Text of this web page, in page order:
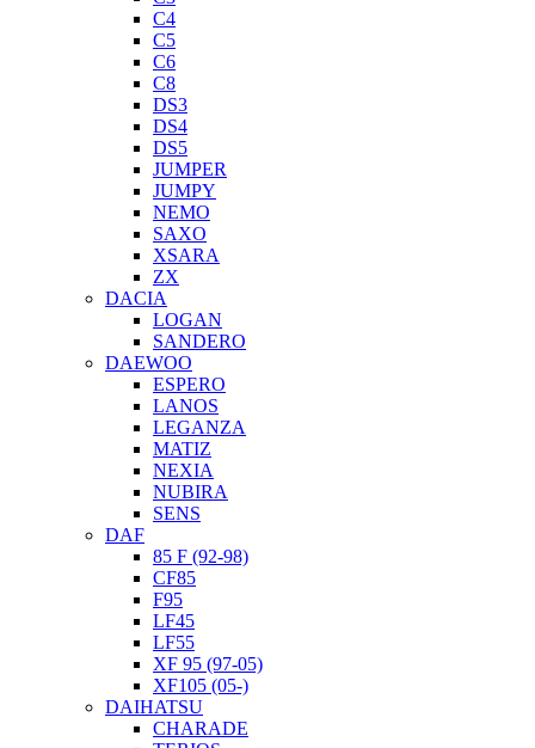
C4
C5
C6
C8
DS3
DS4
DS5
JUMPER
JUMPY
NEMO
SAXO
XSARA
ZX
DACIA
LOGAN
SANDERO
DAEWOO
ESPERO
LANOS
LEGANZA
MATIZ
NEXIA
NUBIRA
SENS
DAF
85 F (92-98)
CF85
F95
LF45
LF55
XF 95 (97-05)
XF105 (05-)
DAIHATSU
CHARADE